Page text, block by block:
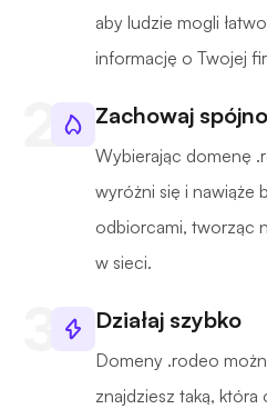
aby ludzie mogli
informację o Twojej
Zachowaj
Wybierając domenę
wyróżni się i nawiąże
odbiorcami, tworząc
w sieci.
Działaj szybko
Domeny .rodeo
znajdziesz taką,